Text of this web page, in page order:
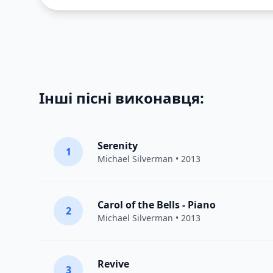
Інші пісні виконавця:
1 Serenity
Michael Silverman • 2013
2 Carol of the Bells - Piano
Michael Silverman • 2013
3 Revive